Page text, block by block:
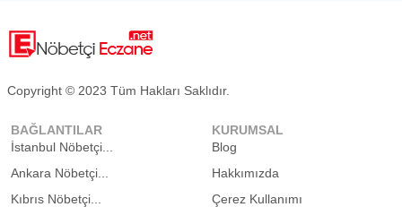
Copyright © 2023 Tüm Hakları Saklıdır.
BAĞLANTILAR
İstanbul Nöbetçi...
Ankara Nöbetçi...
Kıbrıs Nöbetçi...
KURUMSAL
Blog
Hakkımızda
Çerez Kullanımı